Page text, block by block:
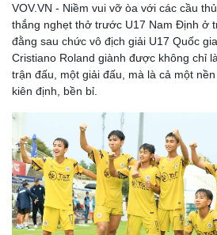
VOV.VN - Niềm vui vỡ òa với các cầu
thắng nghẹt thở trước U17 Nam Định ở
đằng sau chức vô địch giải U17 Quốc
Cristiano Roland giành được không chỉ
trận đấu, một giải đấu, mà là cả một
kiên định, bền bỉ.